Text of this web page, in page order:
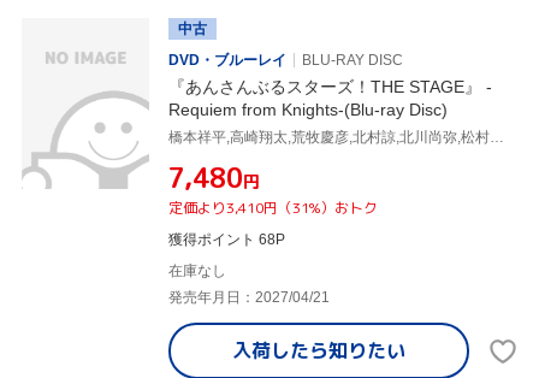
中古
DVD・ブルーレイ
BLU-RAY DISC
『あんさんぶるスターズ！THE STAGE』 -
Requiem from Knights-(Blu-ray Disc)
橋本祥平,高崎翔太,荒牧慶彦,北村諒,北川尚弥,松村泰一郎,谷水力,富園力也
¥7,480円
定価より3,410円（31%）おトク
獲得ポイント 68P
在庫なし
発売年月日：2027/04/21
入荷したら知りたい